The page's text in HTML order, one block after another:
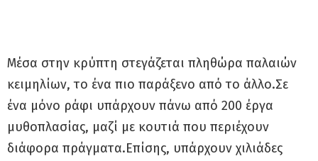
Μέσα στην κρύπτη στεγάζεται πληθώρα παλαιών
κειμηλίων, το ένα πιο παράξενο από το άλλο.Σε
ένα μόνο ράφι υπάρχουν πάνω από 200 έργα
μυθοπλασίας, μαζί με κουτιά που περιέχουν
διάφορα πράγματα.Επίσης, υπάρχουν χιλιάδες